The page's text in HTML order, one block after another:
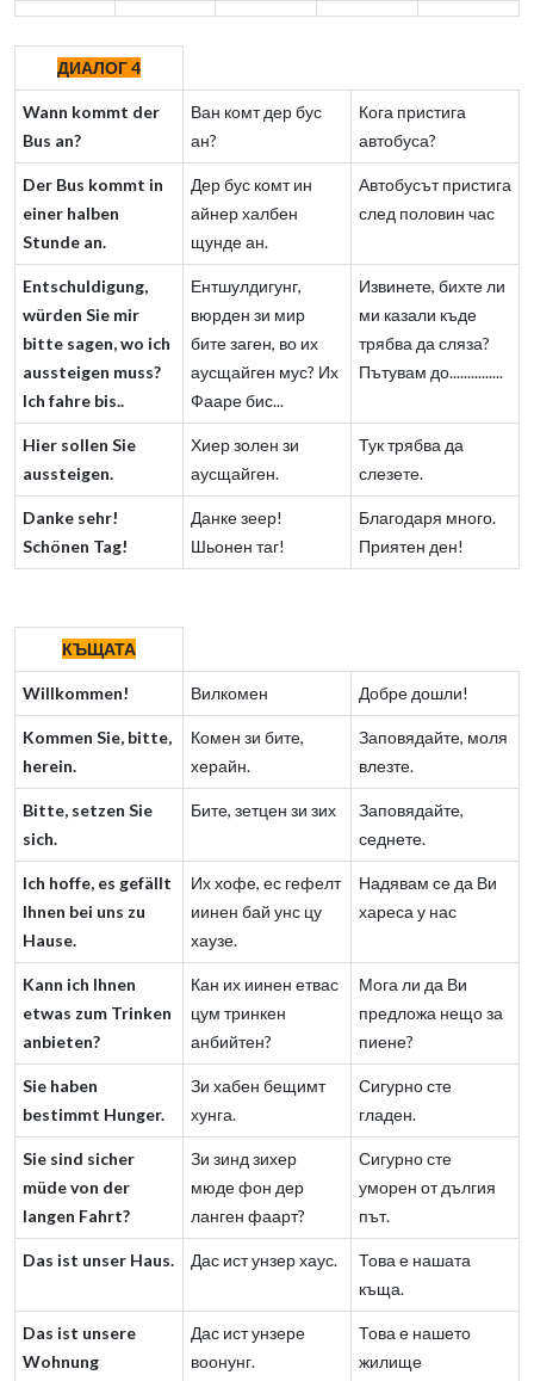
ДИАЛОГ 4
Wann kommt der
Bus an?
Ван комт дер бус
ан?
Кога пристига
автобуса?
Der Bus kommt in
einer halben
Stunde an.
Дер бус комт ин
айнер халбен
щунде ан.
Автобусът пристига
след половин час
Entschuldigung,
würden Sie mir
bitte sagen, wo ich
aussteigen muss?
Ich fahre bis..
Ентшулдигунг,
вюрден зи мир
бите заген, во их
аусщайген мус? Их
Фааре бис...
Извинете, бихте ли
ми казали къде
трябва да сляза?
Пътувам до...............
Hier sollen Sie
aussteigen.
Хиер золен зи
аусщайген.
Тук трябва да
слезете.
Danke sehr!
Schönen Tag!
Данке зеер!
Шьонен таг!
Благодаря много.
Приятен ден!
КЪЩАТА
Willkommen! Вилкомен Добре дошли!
Kommen Sie, bitte,
herein.
Комен зи бите,
херайн.
Заповядайте, моля
влезте.
Bitte, setzen Sie
sich.
Бите, зетцен зи зих
Заповядайте,
седнете.
Ich hoffe, es gefällt
Ihnen bei uns zu
Hause.
Их хофе, ес гефелт
иинен бай унс цу
хаузе.
Надявам се да Ви
хареса у нас
Kann ich Ihnen
etwas zum Trinken
anbieten?
Кан их иинен етвас
цум тринкен
анбийтен?
Мога ли да Ви
предложа нещо за
пиене?
Sie haben
bestimmt Hunger.
Зи хабен бещимт
хунга.
Сигурно сте
гладен.
Sie sind sicher
müde von der
langen Fahrt?
Зи зинд зихер
мюде фон дер
ланген фаарт?
Сигурно сте
уморен от дългия
път.
Das ist unser Haus. Дас ист унзер хаус.
Това е нашата
къща.
Das ist unsere
Wohnung
Дас ист унзере
воонунг.
Това е нашето
жилище